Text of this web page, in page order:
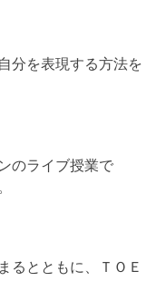
分を表現する方法を
のライブ授業で
るとともに、ＴＯＥ